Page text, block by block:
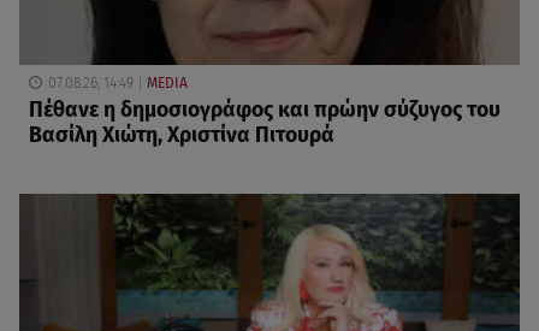
07.08.26, 14:49 MEDIA
Πέθανε η δημοσιογράφος και πρώην σύζυγος του
Βασίλη Χιώτη, Χριστίνα Πιτουρά